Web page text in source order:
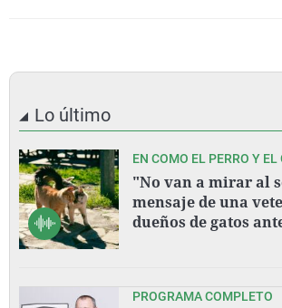
Lo último
EN COMO EL PERRO Y EL
"No van a mirar al
mensaje de una
dueños de gatos
PROGRAMA COMPLETO